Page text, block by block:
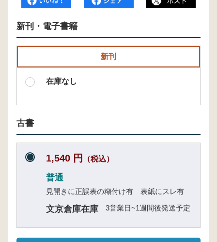
新刊・電子書籍
新刊
在庫なし
古書
1,540 円 （税込）
普通
見開きに正誤表の糊付け有 表紙にスレ有
文京倉庫在庫 3営業日~1週間後発送予定